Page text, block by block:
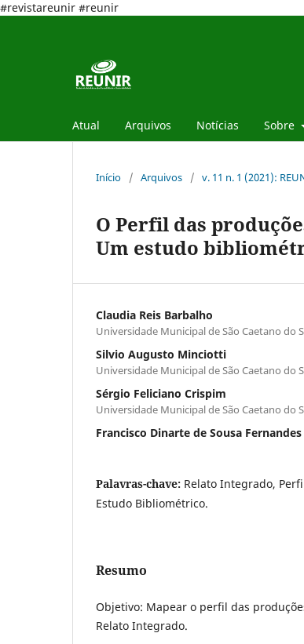
#revistareunir #reunir
Atual Arquivos Notícias Sobre
Início / Arquivos / v. 11 n. 1 (2021):
O Perfil das
Um estudo
Claudia Reis Barbalho
Universidade Municipal de São Caetano do
Silvio Augusto Minciotti
Universidade Municipal de São Caetano do
Sérgio Feliciano Crispim
Universidade Municipal de São Caetano do
Francisco Dinarte de Sousa Fernandes
Palavras-chave: Relato Integrado,
Estudo Bibliométrico.
Resumo
Objetivo: Mapear o perfil das
Relato Integrado.